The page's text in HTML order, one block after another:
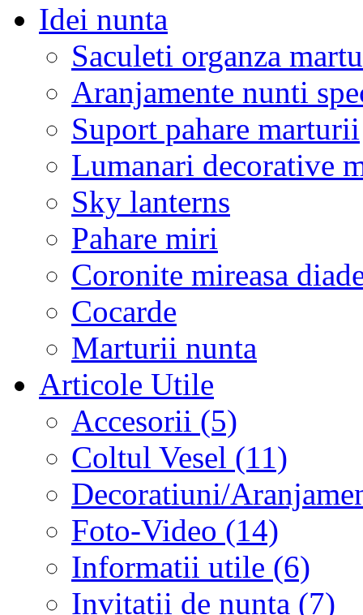
Idei nunta
Saculeti organza
Aranjamente nunti
Suport pahare marturii
Lumanari decorative
Sky lanterns
Pahare miri
Coronite mireasa
Cocarde
Marturii nunta
Articole Utile
Accesorii (5)
Coltul Vesel (11)
Decoratiuni/
Foto-Video (14)
Informatii utile (6)
Invitatii de nunta (7)